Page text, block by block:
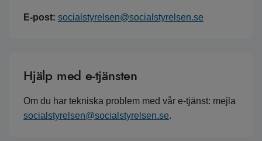
E-post: socialstyrelsen@socialstyrelsen.se
Hjälp med e-tjänsten
Om du har tekniska problem med vår e-tjänst: mejla
socialstyrelsen@socialstyrelsen.se.